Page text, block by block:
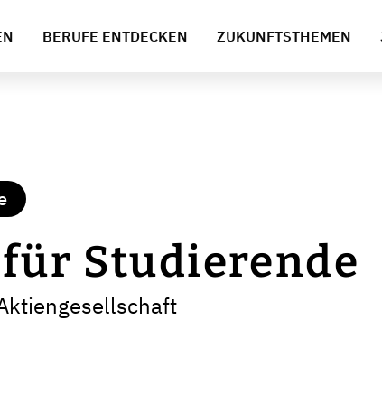
BERUFE ENTDECKEN ZUKUNFTSTHEMEN
Studierende